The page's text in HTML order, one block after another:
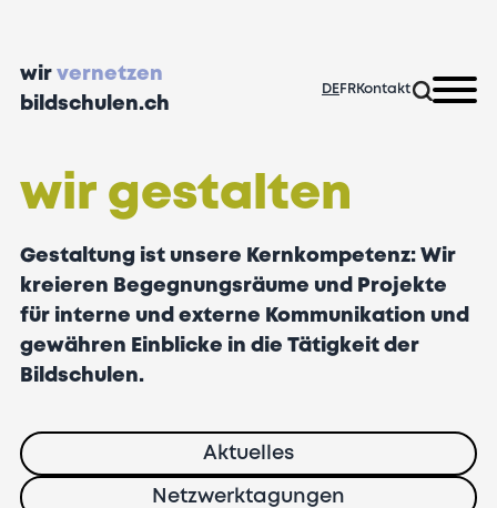
wir vernetzen
bildschulen.ch
DEFRKontakt
wir gestalten
Gestaltung ist unsere Kernkompetenz: Wir
kreieren Begegnungsräume und Projekte
für interne und externe Kommunikation und
gewähren Einblicke in die Tätigkeit der
Bildschulen.
Aktuelles
Netzwerktagungen